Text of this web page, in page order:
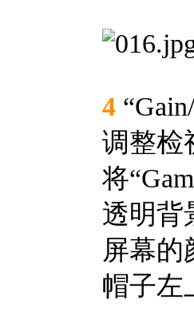
4
调整检
将
透明背
屏幕的
帽子左